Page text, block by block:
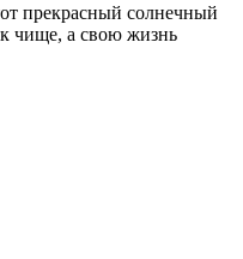
прекрасный солнечный
чище, а свою жизнь